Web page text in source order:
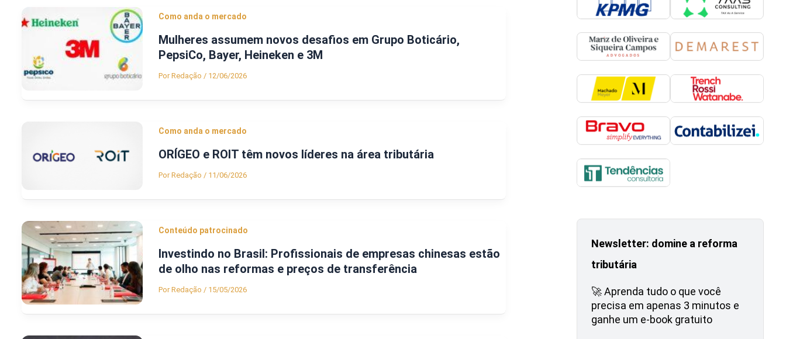
Como anda o mercado
Mulheres assumem novos desafios em Grupo Boticário,
PepsiCo, Bayer, Heineken e 3M
PorRedação / 12/06/2026
Como anda o mercado
ORÍGEO e ROIT têm novos líderes na área tributária
PorRedação / 11/06/2026
Conteúdo patrocinado
Investindo no Brasil: Profissionais de empresas chinesas estão
de olho nas reformas e preços de transferência
PorRedação / 15/05/2026
Newsletter: domine a reforma
tributária
🚀 Aprenda tudo o que você
precisa em apenas 3 minutos e
ganhe um e-book gratuito